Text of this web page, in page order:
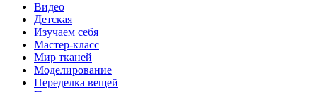
Видео
Детская
Изучаем себя
Мастер-класс
Мир тканей
Моделирование
Переделка вещей